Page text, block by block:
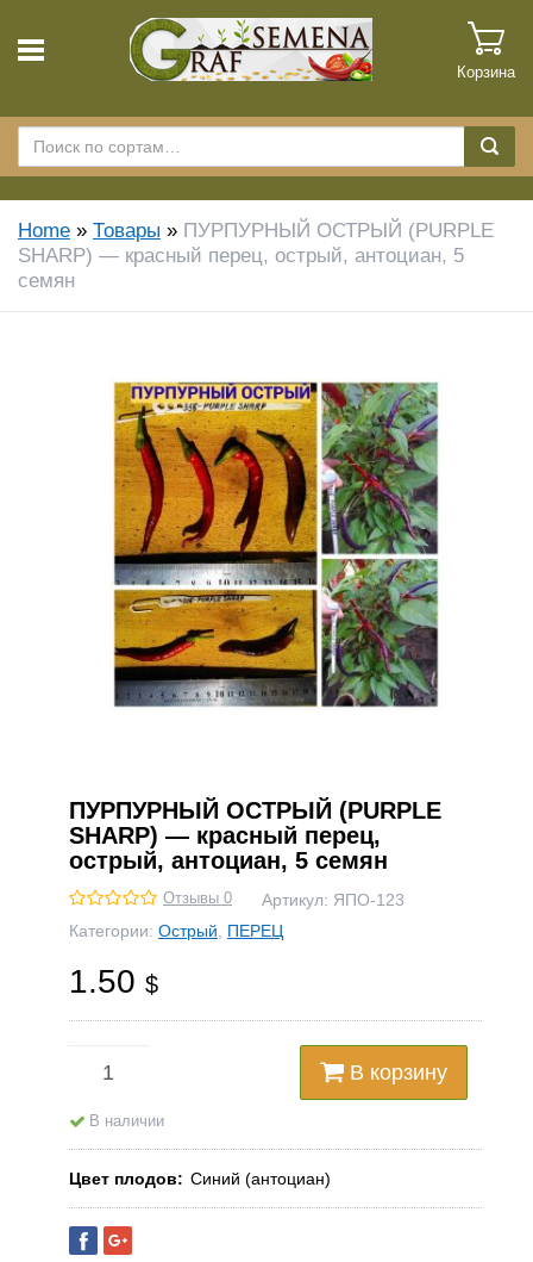
Корзина
Home » Товары » ПУРПУРНЫЙ ОСТРЫЙ (PURPLE
SHARP) — красный перец, острый, антоциан, 5
семян
ПУРПУРНЫЙ ОСТРЫЙ (PURPLE
SHARP) — красный перец,
острый, антоциан, 5 семян
Отзывы 0 Артикул: ЯПО-123
Категории: Острый ПЕРЕЦ
1.50 $
В корзину
В наличии
Цвет плодов Синий (антоциан)